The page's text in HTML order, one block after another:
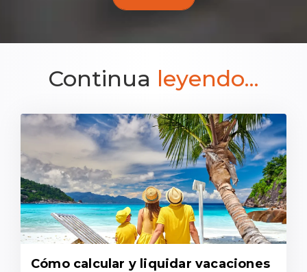
Continua leyendo...
Cómo calcular y liquidar vacaciones